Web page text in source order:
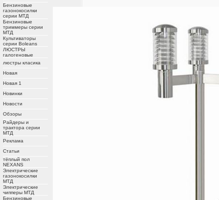
Бензиновые
газонокосилки
серии МТД
Бензиновые
триммеры серии
МТД
Культиваторы
серии Boleans
ЛЮСТРЫ
галогеновые
люстры класика
Новая
Новая 1
Новинки
Новости
Обзоры
Райдеры и
трактора серии
МТД
Реклама
Статьи
тёплый пол
NEXANS
Электрические
газонокосилки
МТД
Электрические
чипперы МТД
Бензиновые